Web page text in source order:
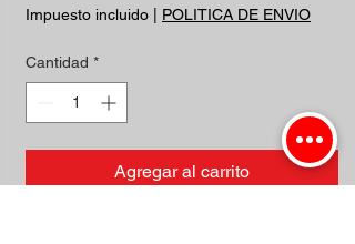
Impuesto incluido POLITICA DE ENVIO
Cantidad *
Agregar al carrito